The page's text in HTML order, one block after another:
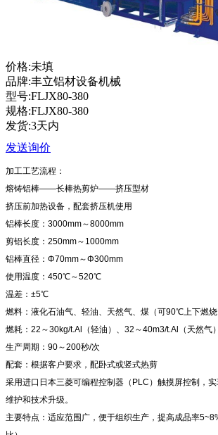
价格:未填
品牌:丰立铝材设备机械
型号:FLJX80-380
规格:FLJX80-380
发货:3天内
发送询价
加工工艺流程：
熔铸铝棒——长棒热剪炉——挤压型材
挤压前加热设备，配套挤压机使用
铝棒长度：3000mm～8000mm
剪铝长度：250mm～1000mm
铝棒直径：Φ70mm～Φ300mm
使用温度：450℃～520℃
温差：±5℃
燃料：液化石油气、轻油、天然气、煤（可90℃上下燃烧
燃耗：22～30kg/t.Al（轻油）、32～40m3/t.Al（天然气）
生产周期：90～200秒/次
配套：根据客户要求，配卧式或竖式热剪
采用进口日本三菱可编程控制器（PLC）触摸屏控制，
维护和技术升级。
主要特点：适应范围广，便于组织生产，提高成品率